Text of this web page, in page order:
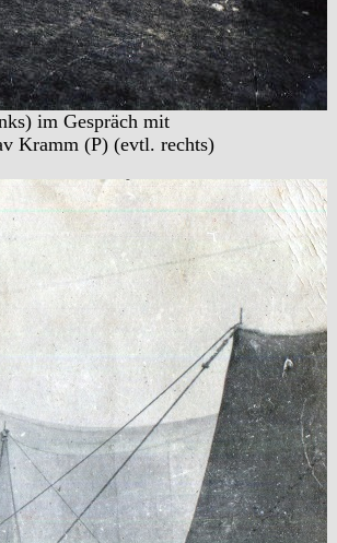
im Gespräch mit
Kramm (P) (evtl. rechts)